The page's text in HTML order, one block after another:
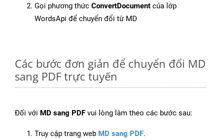
Gọi phương thức ConvertDocument của lớp
WordsApi để chuyển đổi từ MD
Các bước đơn giản để chuyển đổi MD
sang PDF trực tuyến
Đối với MD sang PDF vui lòng làm theo các bước sau:
Truy cập trang web MD sang PDF.